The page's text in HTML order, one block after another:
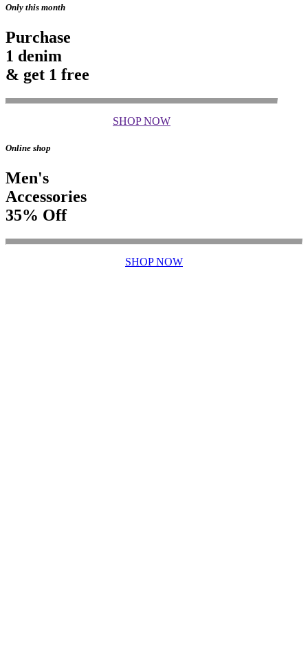
Only this month
Purchase
1 denim
& get 1 free
SHOP NOW
Online shop
Men's
Accessories
35% Off
SHOP NOW